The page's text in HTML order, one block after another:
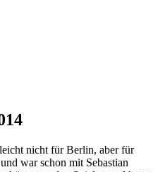
nicht für Berlin, aber für
war schon mit Sebastian